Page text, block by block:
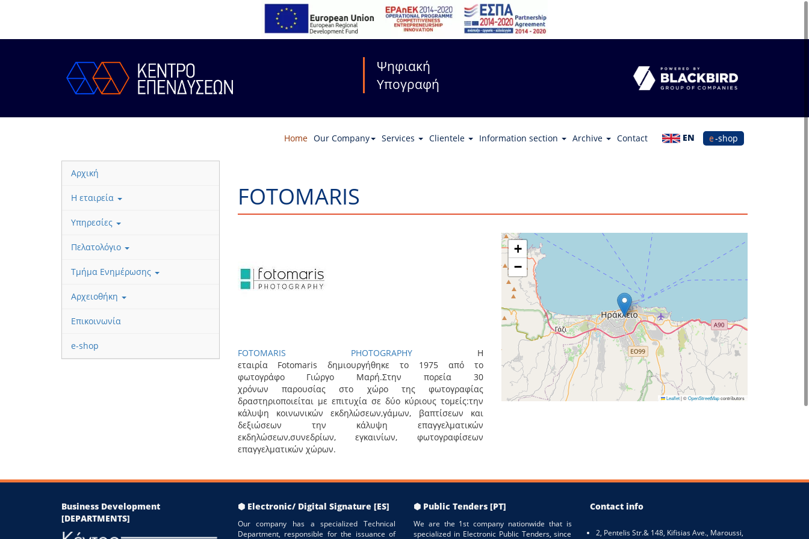
Ψηφιακή
Υπογραφή
Home Our Company Services Clientele Information section Archive Contact EN e-shop
Αρχική
Η εταιρεία
Υπηρεσίες
Πελατολόγιο
Τμήμα Ενημέρωσης
Αρχειοθήκη
Επικοινωνία
e-shop
FOTOMARIS
FOTOMARIS PHOTOGRAPHYΗ
εταιρία Fotomaris δημιουργήθηκε το 1975 από το
φωτογράφο Γιώργο Μαρή.Στην πορεία 30
χρόνων παρουσίας στο χώρο της φωτογραφίας
δραστηριοποιείται με επιτυχία σε δύο κύριους τομείς:την
κάλυψη κοινωνικών εκδηλώσεων,γάμων, βαπτίσεων και
δεξιώσεων την κάλυψη επαγγελματικών
εκδηλώσεων,συνεδρίων, εγκαινίων, φωτογραφίσεων
επαγγελματικών χώρων.
+
−
Leaflet|©OpenStreetMapcontributors
Business Development
[DEPARTMENTS]
⬢ Electronic/ Digital Signature [ES]
Our company has a specialized Technical
Department, responsible for the issuance of
⬢ Public Tenders [PT]
We are the 1st company nationwide that is
specialized in Electronic Public Tenders, since
Contact info
2, Pentelis Str.& 148, Kifisias Ave., Maroussi,